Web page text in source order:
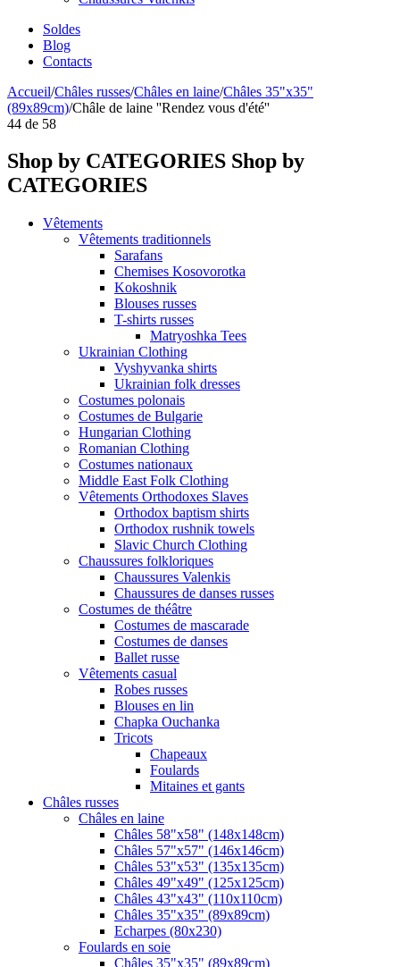
Soldes
Blog
Contacts
Accueil/Châles russes/Châles en laine/Châles 35"x35"
(89x89cm)/Châle de laine ''Rendez vous d'été''
44 de 58
Shop by CATEGORIES Shop by
CATEGORIES
Vêtements
Vêtements traditionnels
Sarafans
Chemises Kosovorotka
Kokoshnik
Blouses russes
T-shirts russes
Matryoshka Tees
Ukrainian Clothing
Vyshyvanka shirts
Ukrainian folk dresses
Costumes polonais
Costumes de Bulgarie
Hungarian Clothing
Romanian Clothing
Costumes nationaux
Middle East Folk Clothing
Vêtements Orthodoxes Slaves
Orthodox baptism shirts
Orthodox rushnik towels
Slavic Church Clothing
Chaussures folkloriques
Chaussures Valenkis
Chaussures de danses russes
Costumes de théâtre
Costumes de mascarade
Costumes de danses
Ballet russe
Vêtements casual
Robes russes
Blouses en lin
Chapka Ouchanka
Tricots
Chapeaux
Foulards
Mitaines et gants
Châles russes
Châles en laine
Châles 58"x58" (148x148cm)
Châles 57"x57" (146x146cm)
Châles 53"x53" (135x135cm)
Châles 49"x49" (125x125cm)
Châles 43"x43" (110x110cm)
Châles 35"x35" (89x89cm)
Echarpes (80х230)
Foulards en soie
Châles 35"x35" (89x89cm)